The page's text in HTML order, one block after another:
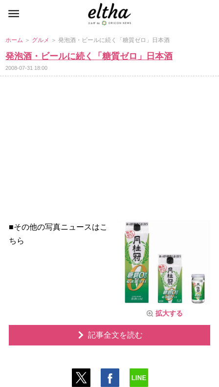
ホーム ＞ グルメ ＞ 発泡酒・ビールに続く「糖質ゼロ」日本酒
発泡酒・ビールに続く「糖質ゼロ」日本酒
2008-07-31 18:00
拡大する
■その他の写真ニュースはこ
ちら
記事全文を読む